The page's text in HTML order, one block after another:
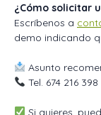
¿Cómo solicitar
Escríbenos a
demo indicando
Asunto
Tel. 674 216 398
Si quieres,